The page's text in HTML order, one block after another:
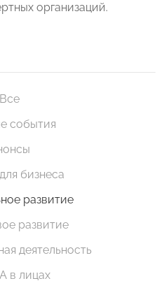
организаций.
Все
события
бизнеса
развитие
развитие
деятельность
в лицах